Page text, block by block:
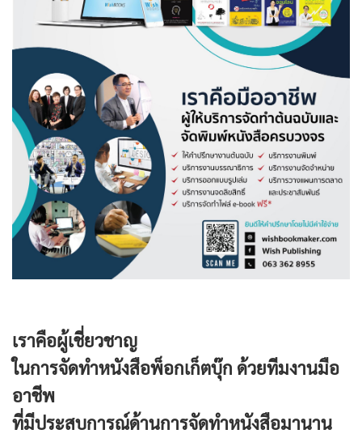
เราคือผู้เชี่ยวชาญ
ในการจัดทำหนังสือพ็อกเก็ตบุ๊ก ด้วยทีมงานมือ
อาชีพ
ที่มีประสบการณ์ด้านการจัดทำหนังสือมานาน